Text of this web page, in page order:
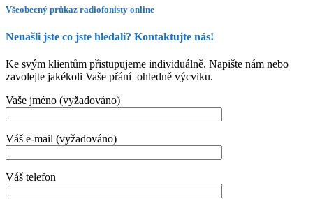
Všeobecný průkaz radiofonisty online
Nenašli jste co jste hledali? Kontaktujte nás!
Ke svým klientům přistupujeme individuálně. Napište nám nebo
zavolejte jakékoli Vaše přání ohledně výcviku.
Vaše jméno (vyžadováno)
Váš e-mail (vyžadováno)
Váš telefon